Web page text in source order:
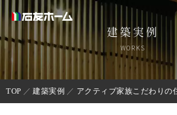
建築実例
WORKS
TOP 建築実例 アクティブ家族こだわりの